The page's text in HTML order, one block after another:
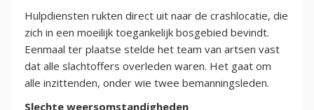
Hulpdiensten rukten direct uit naar de crashlocatie, die
zich in een moeilijk toegankelijk bosgebied bevindt.
Eenmaal ter plaatse stelde het team van artsen vast
dat alle slachtoffers overleden waren. Het gaat om
alle inzittenden, onder wie twee bemanningsleden.
Slechte weersomstandigheden